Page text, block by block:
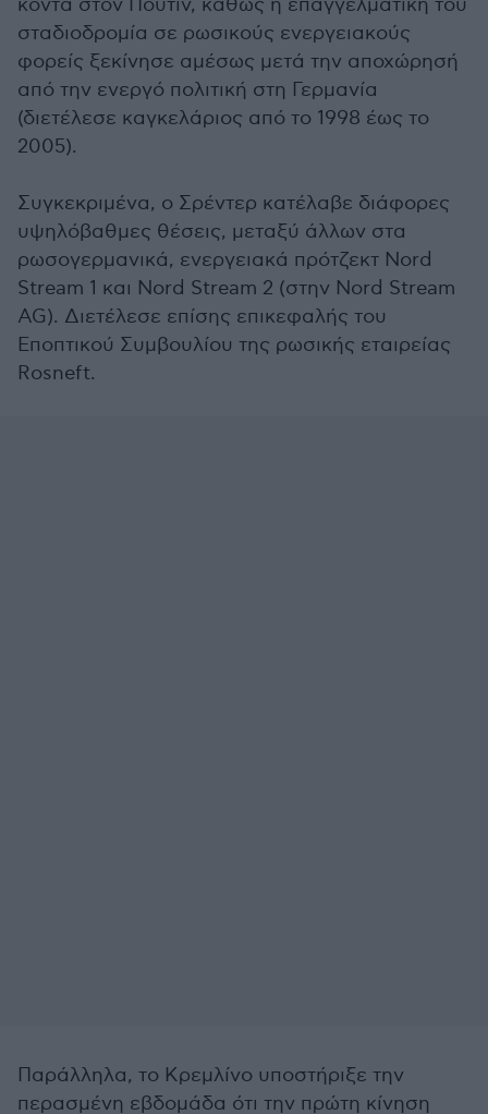
κοντά στον Πούτιν, καθώς η επαγγελματική του
σταδιοδρομία σε ρωσικούς ενεργειακούς
φορείς ξεκίνησε αμέσως μετά την αποχώρησή
από την ενεργό πολιτική στη Γερμανία
(διετέλεσε καγκελάριος από το 1998 έως το
2005).
Συγκεκριμένα, ο Σρέντερ κατέλαβε διάφορες
υψηλόβαθμες θέσεις, μεταξύ άλλων στα
ρωσογερμανικά, ενεργειακά πρότζεκτ Nord
Stream 1 και Nord Stream 2 (στην Nord Stream
AG). Διετέλεσε επίσης επικεφαλής του
Εποπτικού Συμβουλίου της ρωσικής εταιρείας
Rosneft.
Παράλληλα, το Κρεμλίνο υποστήριξε την
περασμένη εβδομάδα ότι την πρώτη κίνηση